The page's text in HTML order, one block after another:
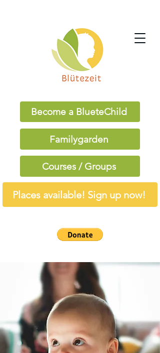
Become a BlueteChild
Familygarden
Courses / Groups
Places available! Sign up now!